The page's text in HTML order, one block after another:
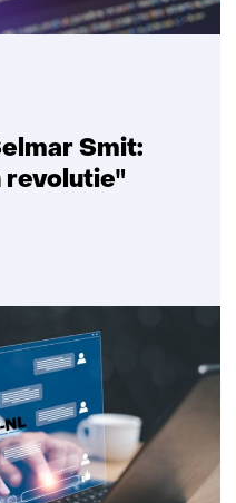
Smit:
revolutie"